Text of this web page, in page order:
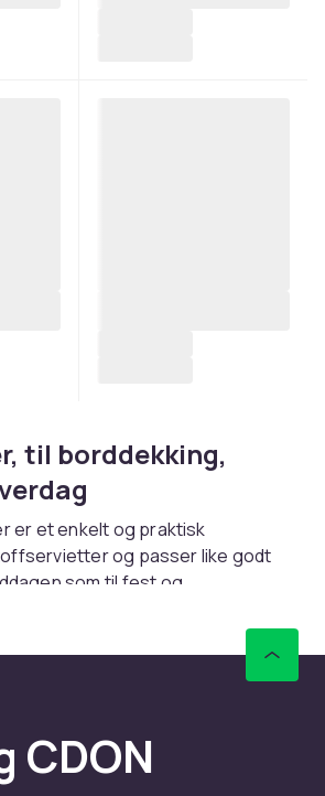
til borddekking,
er et enkelt og praktisk
og passer like godt
som til fest og
ny farge avhengig av
til fint dekorerte flerlags
høy absorberingsevne.
CDON